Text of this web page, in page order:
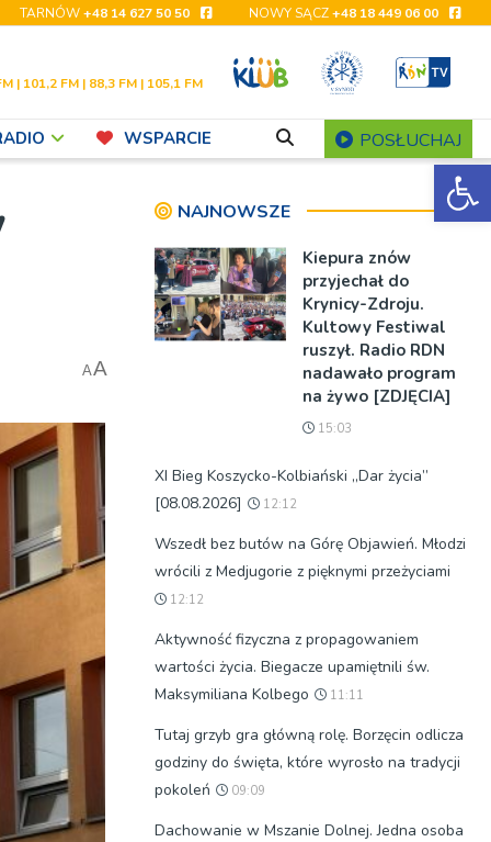
TARNÓW+48 14 627 50 50 NOWY SĄCZ+48 18 449 06 00
| 101,2 FM | 88,3 FM | 105,1 FM
WSPARCIE POSŁUCHAJ
AA
NAJNOWSZE
Kiepura znów
przyjechał do
Krynicy-Zdroju.
Kultowy Festiwal
ruszył. Radio RDN
nadawało program
na żywo [ZDJĘCIA]
15:03
XI Bieg Koszycko-Kolbiański „Dar życia”
[08.08.2026]
12:12
Wszedł bez butów na Górę Objawień. Młodzi
wrócili z Medjugorie z pięknymi przeżyciami
12:12
Aktywność fizyczna z propagowaniem
wartości życia. Biegacze upamiętnili św.
Maksymiliana Kolbego
11:11
Tutaj grzyb gra główną rolę. Borzęcin odlicza
godziny do święta, które wyrosło na tradycji
pokoleń
09:09
Dachowanie w Mszanie Dolnej. Jedna osoba